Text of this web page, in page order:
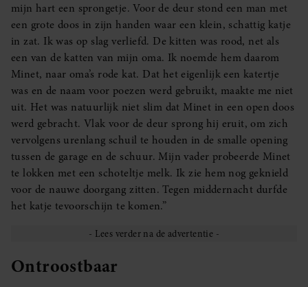
mijn hart een sprongetje. Voor de deur stond een man met
een grote doos in zijn handen waar een klein, schattig katje
in zat. Ik was op slag verliefd. De kitten was rood, net als
een van de katten van mijn oma. Ik noemde hem daarom
Minet, naar oma’s rode kat. Dat het eigenlijk een katertje
was en de naam voor poezen werd gebruikt, maakte me niet
uit. Het was natuurlijk niet slim dat Minet in een open doos
werd gebracht. Vlak voor de deur sprong hij eruit, om zich
vervolgens urenlang schuil te houden in de smalle opening
tussen de garage en de schuur. Mijn vader probeerde Minet
te lokken met een schoteltje melk. Ik zie hem nog geknield
voor de nauwe doorgang zitten. Tegen middernacht durfde
het katje tevoorschijn te komen.”
Ontroostbaar